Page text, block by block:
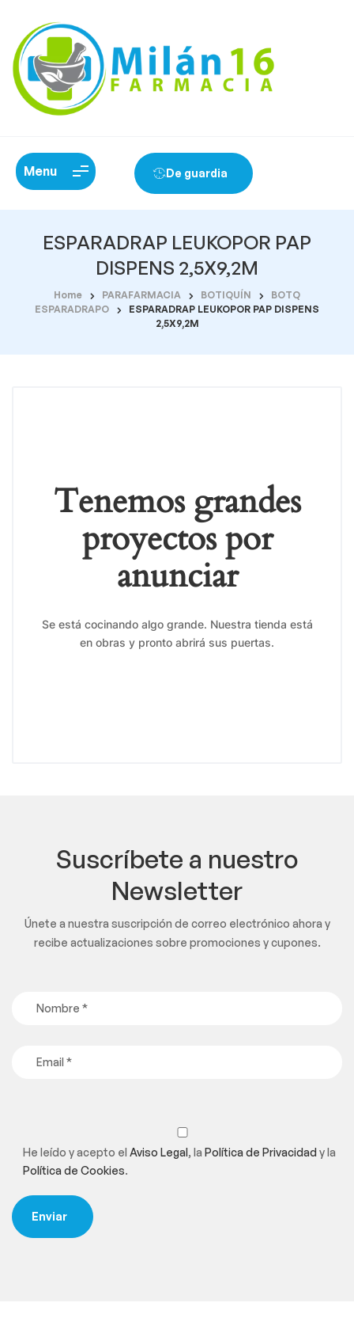
Menu De guardia
ESPARADRAP LEUKOPOR PAP
DISPENS 2,5X9,2M
Home PARAFARMACIA BOTIQUÍN
BOTQ
ESPARADRAPO
ESPARADRAP LEUKOPOR PAP DISPENS
2,5X9,2M
Tenemos grandes
proyectos por
anunciar
Se está cocinando algo grande. Nuestra tienda está
en obras y pronto abrirá sus puertas.
Suscríbete a nuestro
Newsletter
Únete a nuestra suscripción de correo electrónico ahora y
recibe actualizaciones sobre promociones y cupones.
He leído y acepto el Aviso Legal, la Política de Privacidady la
Política de Cookies.